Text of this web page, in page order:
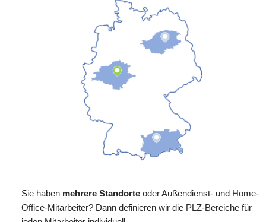
Sie haben mehrere Standorte oder Außendienst- und Home-
Office-Mitarbeiter? Dann definieren wir die PLZ-Bereiche für